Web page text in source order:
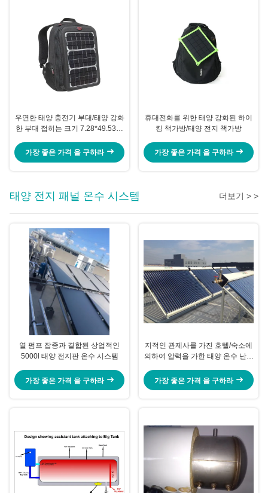
우연한 태양 충전기 부대/태양 강화
한 부대 접히는 크기 7.28*49.53는
가장 좋은 가격 을 구하라
휴대전화를 위한 태양 강화된 하이
킹 책가방/태양 전지 책가방
가장 좋은 가격 을 구하라
태양 전지 패널 온수 ​​시스템 더보기 > >
열 펌프 잡종과 결합된 상업적인
5000l 태양 전지판 온수 시스템
가장 좋은 가격 을 구하라
지적인 관제사를 가진 호텔/숙소에
의하여 압력을 가한 태양 온수 난방
가장 좋은 가격 을 구하라